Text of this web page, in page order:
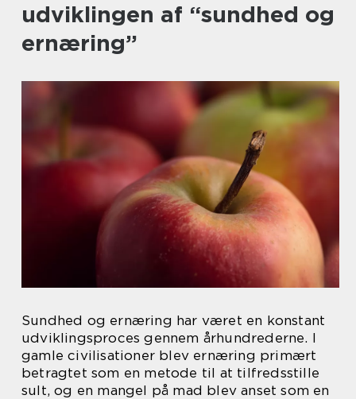
udviklingen af “sundhed og
ernæring”
Sundhed og ernæring har været en konstant
udviklingsproces gennem århundrederne. I
gamle civilisationer blev ernæring primært
betragtet som en metode til at tilfredsstille
sult, og en mangel på mad blev anset som en